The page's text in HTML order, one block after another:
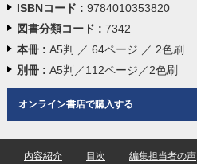
ISBNコード : 9784010353820
図書分類コード : 7342
本冊 : A5判 ／ 64ページ ／ 2色刷
別冊 : A5判／112ページ／2色刷
オンライン書店で購入する
内容紹介 目次 編集担当者の声